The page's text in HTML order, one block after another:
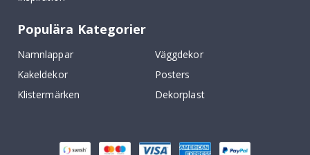
Populära Kategorier
Namnlappar
Väggdekor
Kakeldekor
Posters
Klistermärken
Dekorplast